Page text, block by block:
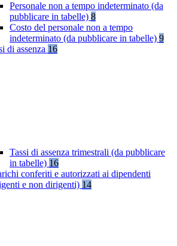
Personale non a tempo indeterminato (da
pubblicare in tabelle) 8
Costo del personale non a tempo
indeterminato (da pubblicare in tabelle) 9
di assenza 16
Tassi di assenza trimestrali (da pubblicare
in tabelle) 16
conferiti e autorizzati ai dipendenti
e non dirigenti) 14